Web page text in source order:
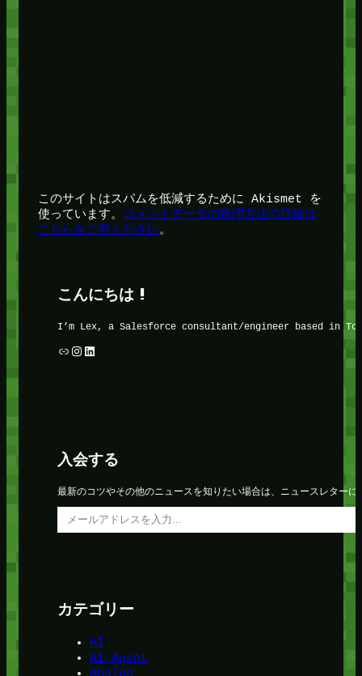
このサイトはスパムを低減するために Akismet を
使っています。
コメントデータの処理方法の詳細は
こちらをご覧ください。
こんにちは !
I’m Lex, a Salesforce consultant/engineer based in
リンク Instagram LinkedIn
入会する
最新のコツやその他のニュースを知りたい場合は、ニュースレター
メールアドレスを入力…
カテゴリー
AI
AI Agent
Analog